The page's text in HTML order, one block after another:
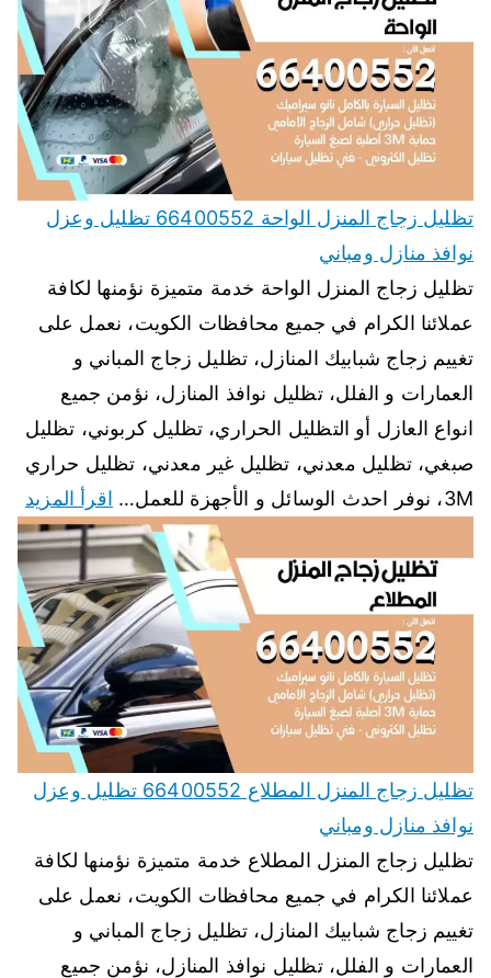
تظليل زجاج المنزل الواحة 66400552 تظليل وعزل
نوافذ منازل ومباني
تظليل زجاج المنزل الواحة خدمة متميزة نؤمنها لكافة
عملائنا الكرام في جميع محافظات الكويت، نعمل على
تغييم زجاج شبابيك المنازل، تظليل زجاج المباني و
العمارات و الفلل، تظليل نوافذ المنازل، نؤمن جميع
انواع العازل أو التظليل الحراري، تظليل كربوني، تظليل
صبغي، تظليل معدني، تظليل غير معدني، تظليل حراري
3M، نوفر احدث الوسائل و الأجهزة للعمل…
اقرأ المزيد
تظليل زجاج المنزل المطلاع 66400552 تظليل وعزل
نوافذ منازل ومباني
تظليل زجاج المنزل المطلاع خدمة متميزة نؤمنها لكافة
عملائنا الكرام في جميع محافظات الكويت، نعمل على
تغييم زجاج شبابيك المنازل، تظليل زجاج المباني و
العمارات و الفلل، تظليل نوافذ المنازل، نؤمن جميع